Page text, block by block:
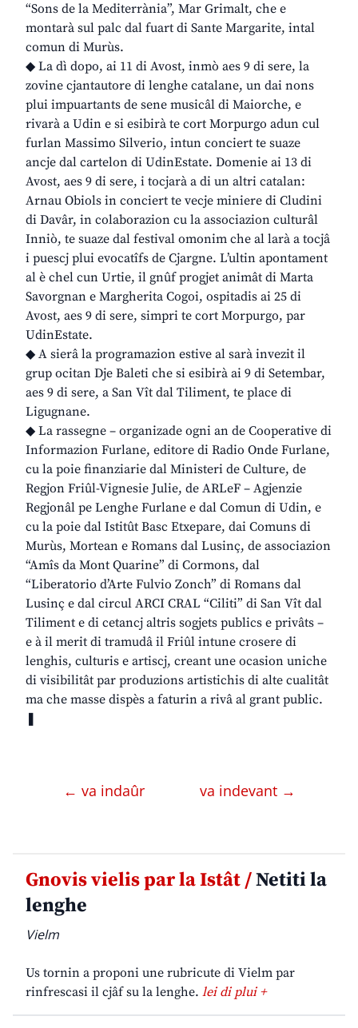
“Sons de la Mediterrània”, Mar Grimalt, che e
montarà sul palc dal fuart di Sante Margarite, intal
comun di Murùs.
◆ La dì dopo, ai 11 di Avost, inmò aes 9 di sere, la
zovine cjantautore di lenghe catalane, un dai nons
plui impuartants de sene musicâl di Maiorche, e
rivarà a Udin e si esibirà te cort Morpurgo adun cul
furlan Massimo Silverio, intun conciert te suaze
ancje dal cartelon di UdinEstate. Domenie ai 13 di
Avost, aes 9 di sere, i tocjarà a di un altri catalan:
Arnau Obiols in conciert te vecje miniere di Cludini
di Davâr, in colaborazion cu la associazion culturâl
Inniò, te suaze dal festival omonim che al larà a tocjâ
i puescj plui evocatîfs de Cjargne. L’ultin apontament
al è chel cun Urtie, il gnûf progjet animât di Marta
Savorgnan e Margherita Cogoi, ospitadis ai 25 di
Avost, aes 9 di sere, simpri te cort Morpurgo, par
UdinEstate.
◆ A sierâ la programazion estive al sarà invezit il
grup ocitan Dje Baleti che si esibirà ai 9 di Setembar,
aes 9 di sere, a San Vît dal Tiliment, te place di
Ligugnane.
◆ La rassegne – organizade ogni an de Cooperative di
Informazion Furlane, editore di Radio Onde Furlane,
cu la poie finanziarie dal Ministeri de Culture, de
Regjon Friûl-Vignesie Julie, de ARLeF – Agjenzie
Regjonâl pe Lenghe Furlane e dal Comun di Udin, e
cu la poie dal Istitût Basc Etxepare, dai Comuns di
Murùs, Mortean e Romans dal Lusinç, de associazion
“Amîs da Mont Quarine” di Cormons, dal
“Liberatorio d’Arte Fulvio Zonch” di Romans dal
Lusinç e dal circul ARCI CRAL “Ciliti” di San Vît dal
Tiliment e di cetancj altris sogjets publics e privâts –
e à il merit di tramudâ il Friûl intune crosere di
lenghis, culturis e artiscj, creant une ocasion uniche
di visibilitât par produzions artistichis di alte cualitât
ma che masse dispès a faturin a rivâ al grant public.
← va indaûr va indevant →
Gnovis vielis par la Istât /Netiti la
lenghe
Vielm
Us tornin a proponi une rubricute di Vielm par
rinfrescasi il cjâf su la lenghe. lei di plui +